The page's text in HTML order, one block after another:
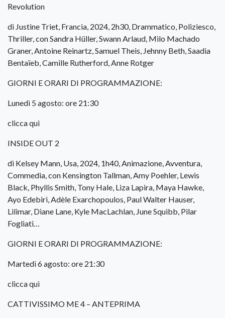
Revolution
di Justine Triet, Francia, 2024, 2h30, Drammatico, Poliziesco,
Thriller, con Sandra Hüller, Swann Arlaud, Milo Machado
Graner, Antoine Reinartz, Samuel Theis, Jehnny Beth, Saadia
Bentaïeb, Camille Rutherford, Anne Rotger
GIORNI E ORARI DI PROGRAMMAZIONE:
Lunedì 5 agosto: ore 21:30
clicca qui
INSIDE OUT 2
di Kelsey Mann, Usa, 2024, 1h40, Animazione, Avventura,
Commedia, con Kensington Tallman, Amy Poehler, Lewis
Black, Phyllis Smith, Tony Hale, Liza Lapira, Maya Hawke,
Ayo Edebiri, Adèle Exarchopoulos, Paul Walter Hauser,
Lilimar, Diane Lane, Kyle MacLachlan, June Squibb, Pilar
Fogliati…
GIORNI E ORARI DI PROGRAMMAZIONE:
Martedì 6 agosto: ore 21:30
clicca qui
CATTIVISSIMO ME 4 – ANTEPRIMA